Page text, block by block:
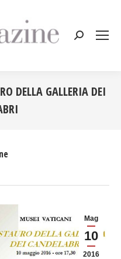
Cerca:
DELLA GALLERIA DEI
Mag
10
2016